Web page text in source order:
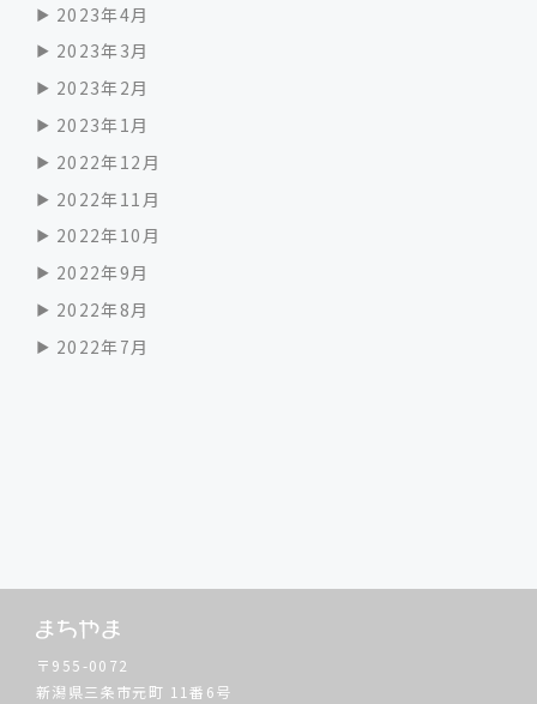
2023年4月
2023年3月
2023年2月
2023年1月
2022年12月
2022年11月
2022年10月
2022年9月
2022年8月
2022年7月
〒955-0072
新潟県三条市元町 11番6号